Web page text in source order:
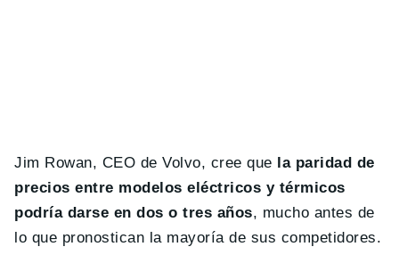
Jim Rowan, CEO de Volvo, cree que
la paridad de
precios entre modelos eléctricos y térmicos
podría darse en dos o tres años, mucho antes de
lo que pronostican la mayoría de sus competidores.